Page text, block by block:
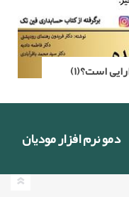
دمو نرم افزار مودیان
است؟(1)